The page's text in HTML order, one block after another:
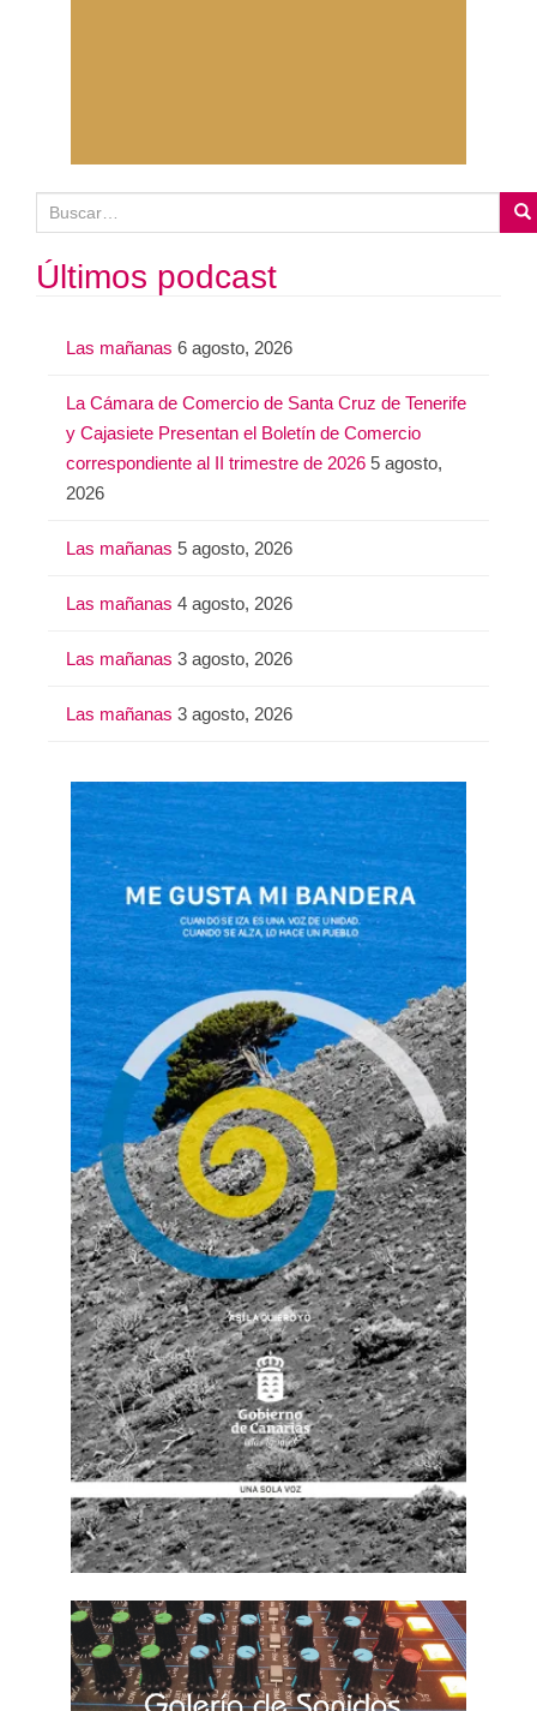
u
sÚltimos podcast
Las mañanas 6 agosto, 2026
La Cámara de Comercio de Santa Cruz de Tenerife
y Cajasiete Presentan el Boletín de Comercio
correspondiente al II trimestre de 2026 5 agosto,
2026
Las mañanas 5 agosto, 2026
Las mañanas 4 agosto, 2026
Las mañanas 3 agosto, 2026
Las mañanas 3 agosto, 2026